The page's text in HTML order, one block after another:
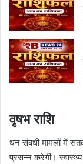
वृषभ राशि
धन संबंधी मामलों में
प्रसन्न करेगी। स्वास्थ्य